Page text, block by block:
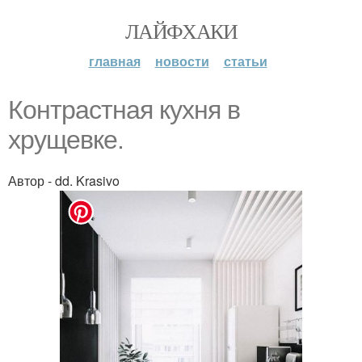
ЛАЙФХАКИ
главная новости статьи
Контрастная кухня в
хрущевке.
Автор - dd. Krasivo